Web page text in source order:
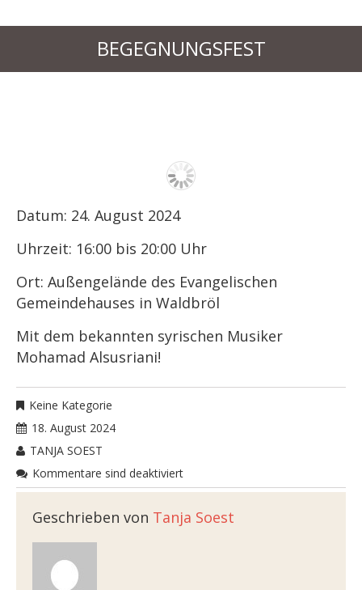
BEGEGNUNGSFEST
Datum: 24. August 2024
Uhrzeit: 16:00 bis 20:00 Uhr
Ort: Außengelände des Evangelischen
Gemeindehauses in Waldbröl
Mit dem bekannten syrischen Musiker
Mohamad Alsusriani!
Keine Kategorie
18. August 2024
TANJA SOEST
Kommentare sind deaktiviert
Geschrieben von Tanja Soest